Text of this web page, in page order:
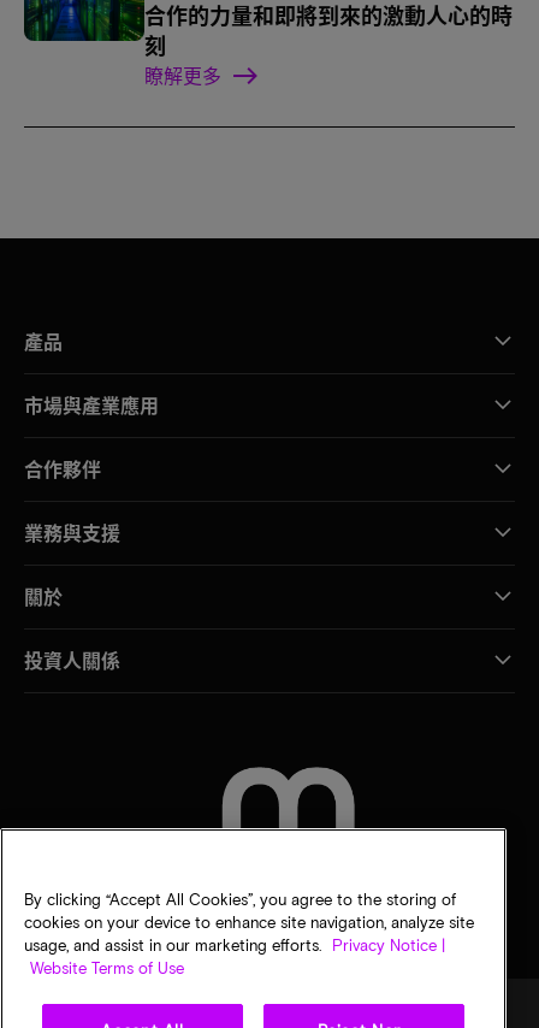
合作的力量和即將到來的激動人心的時
刻
瞭解更多
產品
市場與產業應用
合作夥伴
業務與支援
關於
投資人關係
By clicking “Accept All Cookies”, you agree to the storing of
cookies on your device to enhance site navigation, analyze site
usage, and assist in our marketing efforts.
Privacy Notice |
Website Terms of Use